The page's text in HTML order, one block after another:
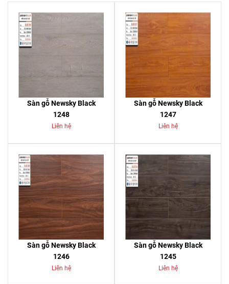
Sàn gỗ Newsky Black
1248
Liên hệ
Sàn gỗ Newsky Black
1247
Liên hệ
Sàn gỗ Newsky Black
1246
Liên hệ
Sàn gỗ Newsky Black
1245
Liên hệ